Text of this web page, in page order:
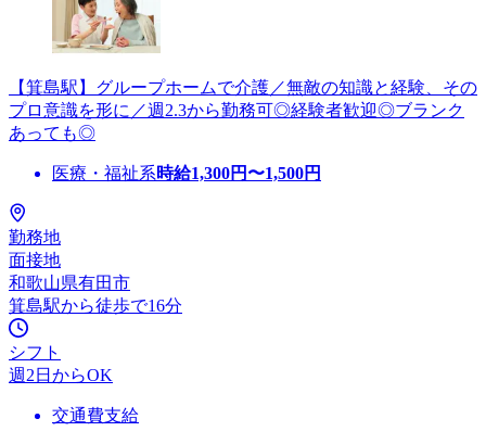
【箕島駅】グループホームで介護／無敵の知識と経験、その
プロ意識を形に／週2.3から勤務可◎経験者歓迎◎ブランク
あっても◎
医療・福祉系時給1,300円〜1,500円
勤務地
面接地
和歌山県有田市
箕島駅から徒歩で16分
シフト
週2日からOK
交通費支給